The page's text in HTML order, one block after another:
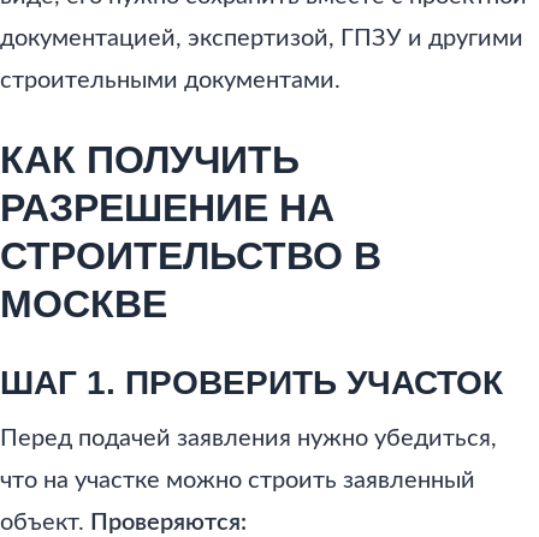
документацией, экспертизой, ГПЗУ и другими
строительными документами.
КАК ПОЛУЧИТЬ
РАЗРЕШЕНИЕ НА
СТРОИТЕЛЬСТВО В
МОСКВЕ
ШАГ 1. ПРОВЕРИТЬ УЧАСТОК
Перед подачей заявления нужно убедиться,
что на участке можно строить заявленный
объект. Проверяются: